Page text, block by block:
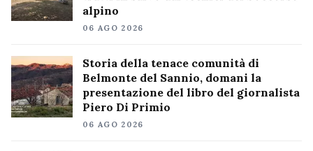
alpino
06 AGO 2026
Storia della tenace comunità di
Belmonte del Sannio, domani la
presentazione del libro del giornalista
Piero Di Primio
06 AGO 2026